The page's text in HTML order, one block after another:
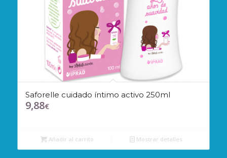
Saforelle cuidado íntimo activo 250ml
9,88€
Añadir al carrito Mostrar detalles